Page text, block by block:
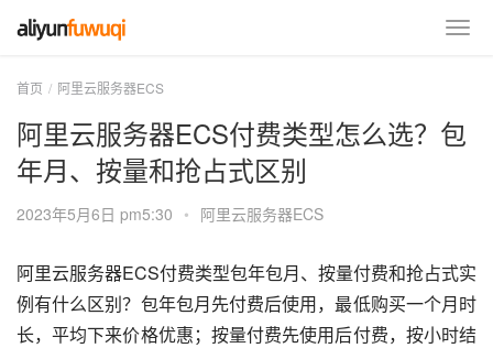
首页 阿里云服务器ECS
阿里云服务器ECS付费类型怎么选？包
年月、按量和抢占式区别
2023年5月6日 pm5:30 • 阿里云服务器ECS
阿里云服务器ECS付费类型包年包月、按量付费和抢占式实
例有什么区别？包年包月先付费后使用，最低购买一个月时
长，平均下来价格优惠；按量付费先使用后付费，按小时结